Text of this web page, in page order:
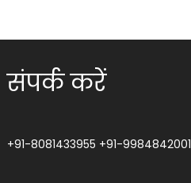
संपर्क करें
+91-8081433955 +91-9984842001